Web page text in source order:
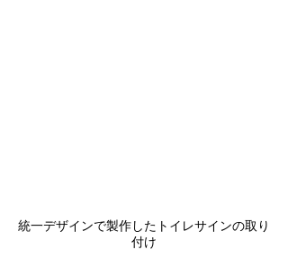
統一デザインで製作したトイレサインの取り
付け